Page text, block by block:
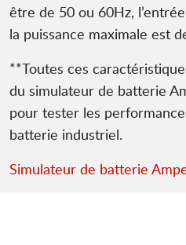
être de 50 ou 60Hz,
la puissance maximale est
**Toutes ces
du simulateur de batterie
pour tester les
batterie industriel.
Simulateur de batterie